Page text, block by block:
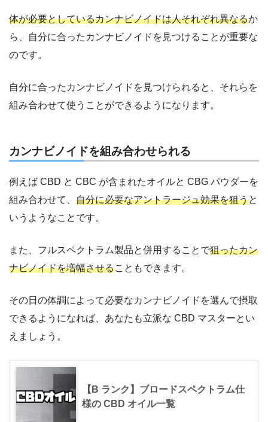
体が必要としているカンナビノイドは人それぞれ異なるか
ら、自分に合ったカンナビノイドを見つけることが重要な
のです。
自分に合ったカンナビノイドを見つけられると、それらを
組み合わせて使うことができるようになります。
カンナビノイドを組み合わせられる
例えば CBD と CBC が含まれたオイルと CBG パウダーを
組み合わせて、 自分に必要なアントラージュ効果を狙うと
いうようなことです。
また、フルスペクトラム製品と併用することで狙ったカン
ナビノイドを増幅させることもできます。
その日の体調によって必要なカンナビノイドを選んで摂取
できるようになれば、あなたも立派な CBD マスターとい
えましょう。
【B ランク】ブロードスペクトラム仕
様の CBD オイル一覧